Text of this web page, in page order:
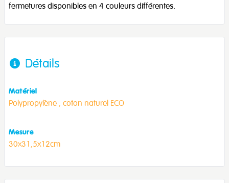
fermetures disponibles en 4 couleurs différentes.
Détails
Matériel
Polypropylène , coton naturel ECO
Mesure
30x31,5x12cm